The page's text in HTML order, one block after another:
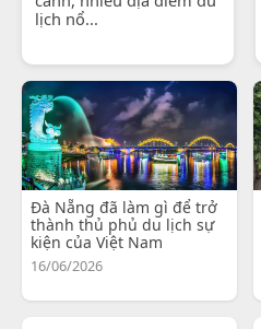
lịch nổ...
Đà Nẵng đã làm gì để trở
thành thủ phủ du lịch sự
kiện của Việt Nam
16/06/2026